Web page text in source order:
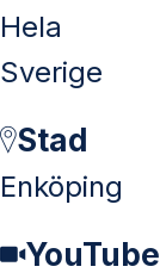
Hela
Sverige
Stad
Enköping
YouTube